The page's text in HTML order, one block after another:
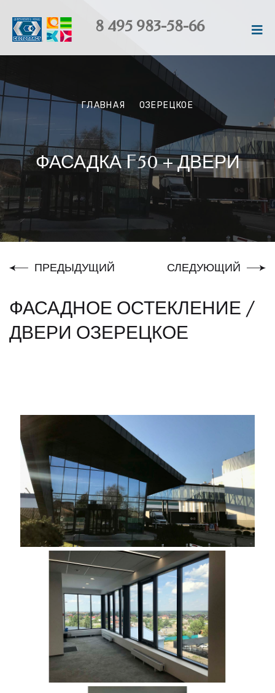
8 495 983-58-66
ГЛАВНАЯ ОЗЕРЕЦКОЕ
ФАСАДКА F50 + ДВЕРИ
ПРЕДЫДУЩИЙ СЛЕДУЮЩИЙ
ФАСАДНОЕ ОСТЕКЛЕНИЕ /
ДВЕРИ ОЗЕРЕЦКОЕ